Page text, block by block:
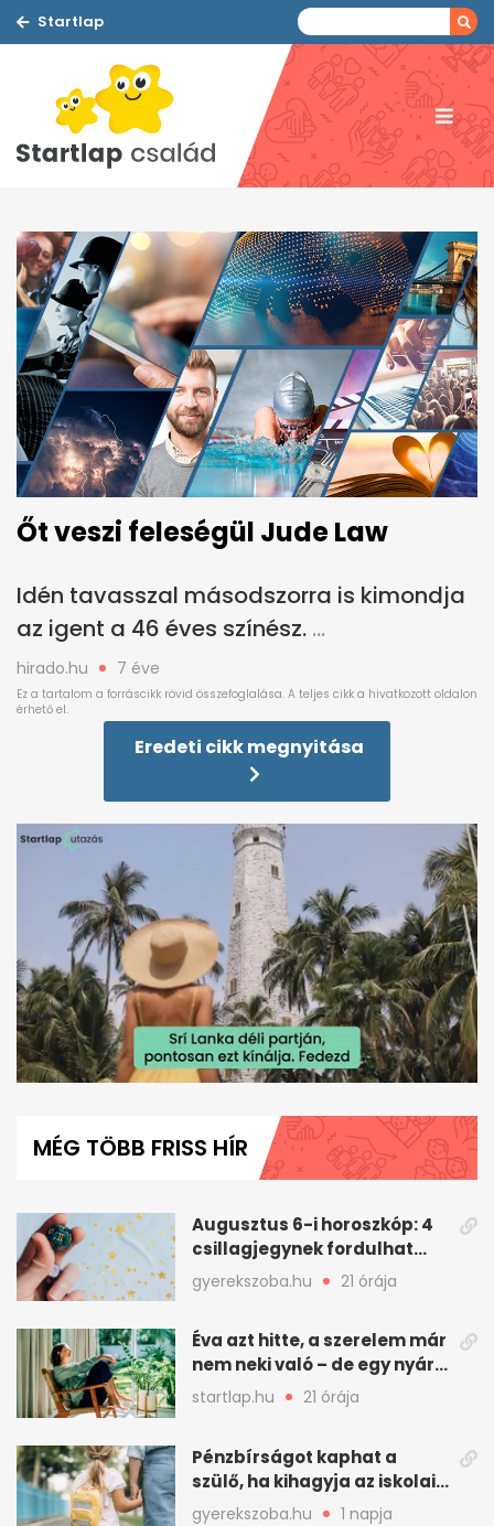
Startlap
Őt veszi feleségül Jude Law
Idén tavasszal másodszorra is kimondja
az igent a 46 éves színész.
hirado.hu 7 éve
Eredeti cikk megnyitása
minute,
47MÉG TÖBB FRISS HÍR
Augusztus 6-i horoszkóp: 4
csillagjegynek fordulhat
nagyot a nap
gyerekszoba.hu 21 órája
Éva azt hitte, a szerelem már
nem neki való – de egy nyári
hétvége mindent
megváltoztatott
startlap.hu 21 órája
Pénzbírságot kaphat a
szülő, ha kihagyja az iskolai
fogadóórát
gyerekszoba.hu 1 napja